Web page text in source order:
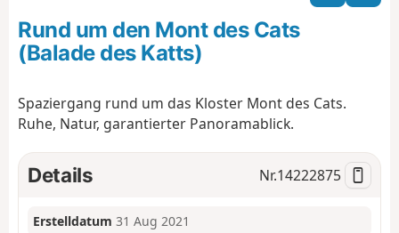
o
n
o
Rund um den Mont des Cats
(Balade des Katts)
Spaziergang rund um das Kloster Mont des Cats.
Ruhe, Natur, garantierter Panoramablick.
Details Nr.14222875
Erstelldatum 31 Aug 2021